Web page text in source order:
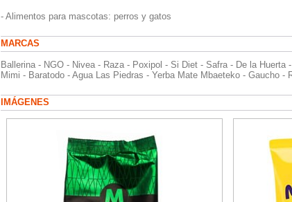
- Alimentos para mascotas: perros y gatos
MARCAS
Ballerina - NGO - Nivea - Raza - Poxipol - Si Diet - Safra - De la Huerta
Mimi - Baratodo - Agua Las Piedras - Yerba Mate Mbaeteko - Gaucho -
IMÁGENES